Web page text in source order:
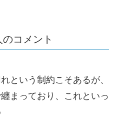
コメント
という制約こそあるが、
まっており、これといっ